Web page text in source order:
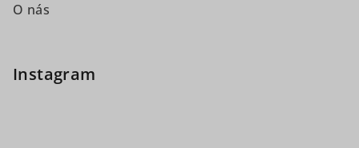
O nás
Instagram